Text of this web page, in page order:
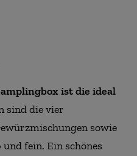
ist die ideal
sind die vier
sowie
fein. Ein schönes